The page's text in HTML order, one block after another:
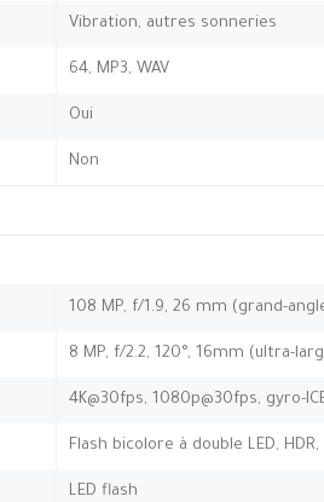
Vibration, autres sonneries
64, MP3, WAV
Oui
Non
108 MP, f/1.9, 26 mm (grand-
8 MP, f/2.2, 120°, 16mm (ultra-
4K@30fps, 1080p@30fps, gyro-
Flash bicolore à double LED,
LED flash